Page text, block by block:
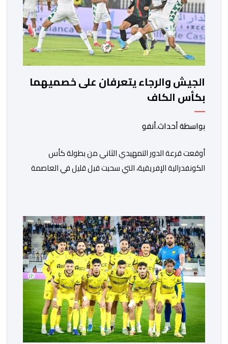
الجيش والرجاء يتعرفان على خصميهما
بكأس الكاف
بواسطة أحداث.أنفو
أوقعت قرعة الدور التمهيدي الثاني من بطولة كأس
الكونفدرالية الإفريقية، التي سحبت قبل قليل في العاصمة
ووسط القارة. ​وسيكون نادي الرجاء الرياضي على موعد مع
مواجهة المتأهل من المباراة التي تجمع بين إيل كانيمي
واريورز النيجيري ونادي أوديب ممثل […]